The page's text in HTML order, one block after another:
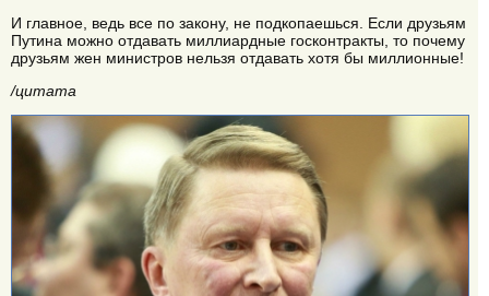
И главное, ведь все по закону, не подкопаешься. Если друзьям
Путина можно отдавать миллиардные госконтракты, то почему
друзьям жен министров нельзя отдавать хотя бы миллионные!
/цитата